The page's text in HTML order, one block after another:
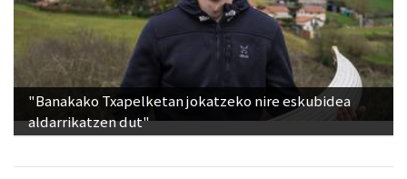
"Banakako Txapelketan jokatzeko nire eskubidea
aldarrikatzen dut"